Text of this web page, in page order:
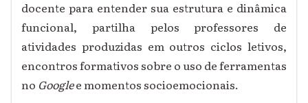
docente para entender sua estrutura e dinâmica
funcional, partilha pelos professores de
atividades produzidas em outros ciclos letivos,
encontros formativos sobre o uso de ferramentas
no Googlee momentos socioemocionais.